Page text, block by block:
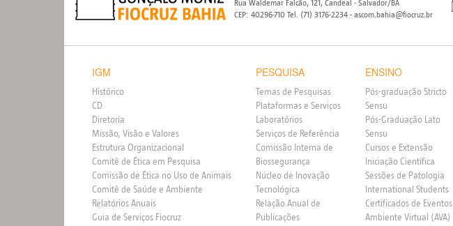
Rua Waldemar Falcão, 121, Candeal - Salvador/BA
CEP: 40296-710 Tel. (71) 3176-2234 - ascom.bahia@fiocruz.br
IGM
Histórico
CD
Diretoria
Missão, Visão e Valores
Estrutura Organizacional
Comitê de Ética em Pesquisa
Comissão de Ética no Uso de Animais
Comitê de Saúde e Ambiente
Relatórios Anuais
Guia de Serviços Fiocruz
PESQUISA
Temas de Pesquisas
Plataformas e Serviços
Laboratórios
Serviços de Referência
Comissão Interna de
Biossegurança
Núcleo de Inovação
Tecnológica
Relação Anual de
Publicações
ENSINO
Pós-graduação Stricto
Sensu
Pós-Graduação Lato
Sensu
Cursos e Extensão
Iniciação Científica
Sessões de Patologia
International Students
Certificados de Eventos
Ambiente Virtual (AVA)